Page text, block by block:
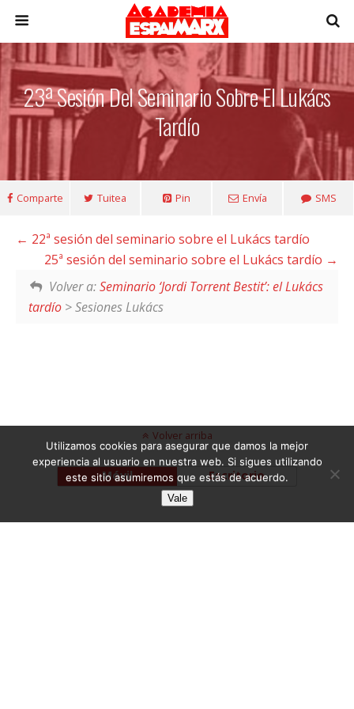
23ª Sesión Del Seminario Sobre El Lukács
Tardío
Comparte Tuitea Pin Envía SMS
22ª sesión del seminario sobre el Lukács tardío
25ª sesión del seminario sobre el Lukács tardío
Volver a:Seminario ‘Jordi Torrent Bestit’: el Lukács
tardío > Sesiones Lukács
Volver arriba
Móvil Escritorio
Utilizamos cookies para asegurar que damos la mejor
experiencia al usuario en nuestra web. Si sigues utilizando
este sitio asumiremos que estás de acuerdo.
Vale